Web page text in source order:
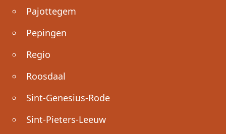
Pajottegem
Pepingen
Regio
Roosdaal
Sint-Genesius-Rode
Sint-Pieters-Leeuw